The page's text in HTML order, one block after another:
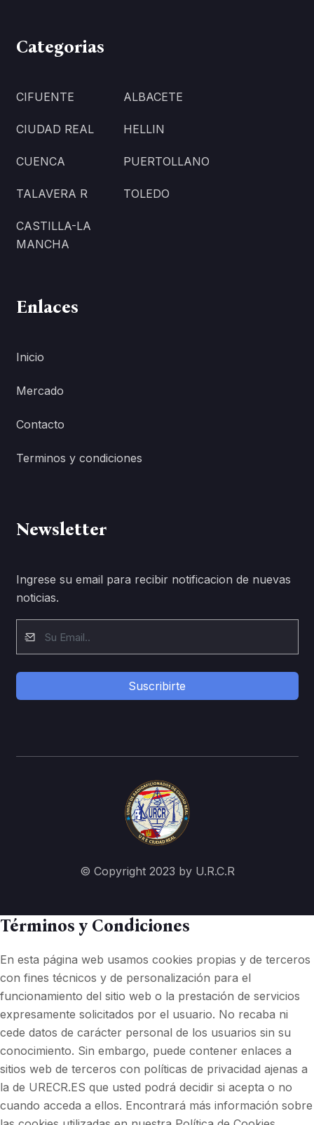
Categorias
CIFUENTE ALBACETE
CIUDAD REAL HELLIN
CUENCA PUERTOLLANO
TALAVERA R TOLEDO
CASTILLA-LA
MANCHA
Enlaces
Inicio
Mercado
Contacto
Terminos y condiciones
Newsletter
Ingrese su email para recibir notificacion de nuevas
noticias.
Suscribirte
© Copyright 2023 by U.R.C.R
Términos y Condiciones
En esta página web usamos cookies propias y de terceros
con fines técnicos y de personalización para el
funcionamiento del sitio web o la prestación de servicios
expresamente solicitados por el usuario. No recaba ni
cede datos de carácter personal de los usuarios sin su
conocimiento. Sin embargo, puede contener enlaces a
sitios web de terceros con políticas de privacidad ajenas a
la de URECR.ES que usted podrá decidir si acepta o no
cuando acceda a ellos. Encontrará más información sobre